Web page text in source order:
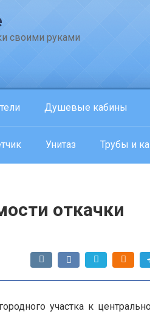
своими руками
Душевые кабины
Унитаз Трубы и
откачки
участка к